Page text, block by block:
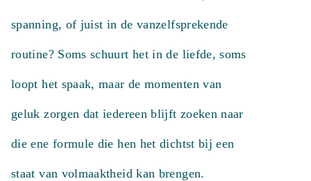
spanning, of juist in de vanzelfsprekende
routine? Soms schuurt het in de liefde, soms
loopt het spaak, maar de momenten van
geluk zorgen dat iedereen blijft zoeken naar
die ene formule die hen het dichtst bij een
staat van volmaaktheid kan brengen.